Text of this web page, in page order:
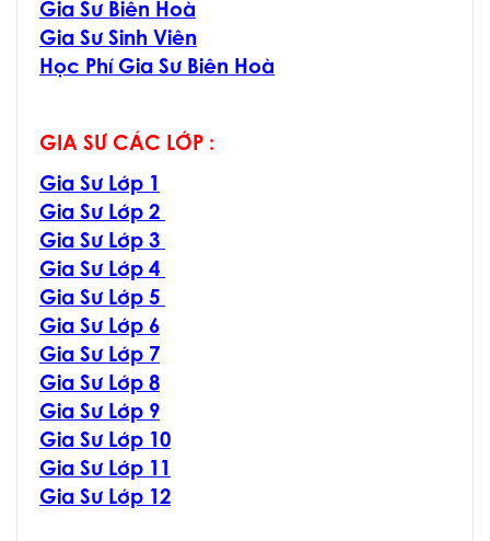
Gia Sư Biên Hoà
Gia Sư Sinh Viên
Học Phí Gia Sư Biên Hoà
GIA SƯ CÁC LỚP :
Gia Sư Lớp 1
Gia Sư Lớp 2
Gia Sư Lớp 3
Gia Sư Lớp 4
Gia Sư Lớp 5
Gia Sư Lớp 6
Gia Sư Lớp 7
Gia Sư Lớp 8
Gia Sư Lớp 9
Gia Sư Lớp 10
Gia Sư Lớp 11
Gia Sư Lớp 12